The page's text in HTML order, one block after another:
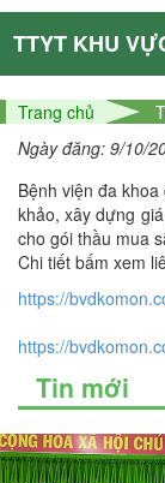
TTYT KHU
Trang chủ
Ngày đăng: 9/10/
Bệnh viện đa
khảo, xây dựng
cho gói thầu mua
Chi tiết bấm xem
https://
https://
Tin mới